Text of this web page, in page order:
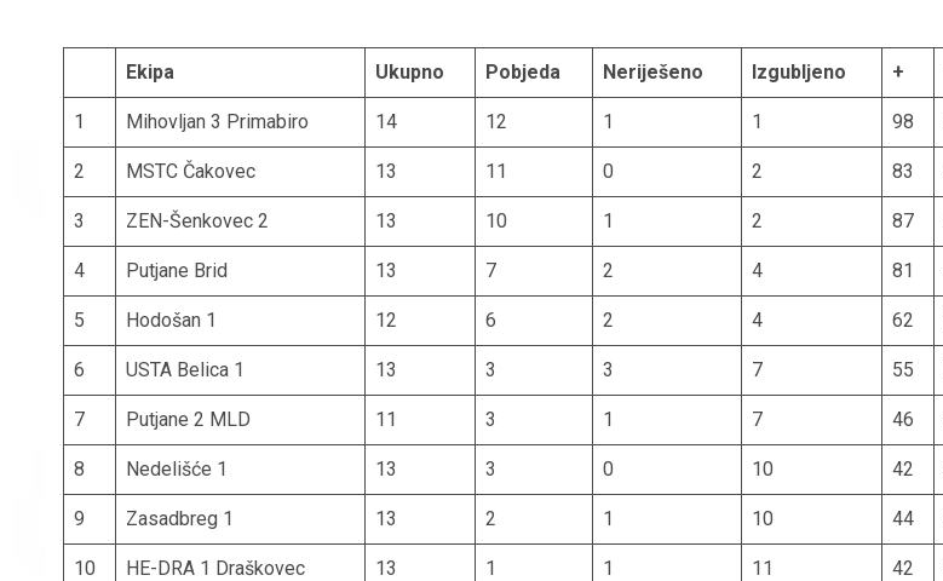
Ekipa Ukupno Pobjeda Neriješeno Izgubljeno +
1 Mihovljan 3 Primabiro 14 12 1 1 98
2 MSTC Čakovec 13 11 0 2 83
3 ZEN-Šenkovec 2 13 10 1 2 87
4 Putjane Brid 13 7 2 4 81
5 Hodošan 1 12 6 2 4 62
6 USTA Belica 1 13 3 3 7 55
7 Putjane 2 MLD 11 3 1 7 46
8 Nedelišće 1 13 3 0 10 42
9 Zasadbreg 1 13 2 1 10 44
10 HE-DRA 1 Draškovec 13 1 1 11 42